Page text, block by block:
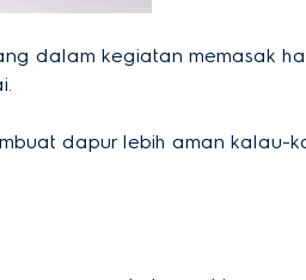
dalam kegiatan memasak
dapur lebih aman kalau-